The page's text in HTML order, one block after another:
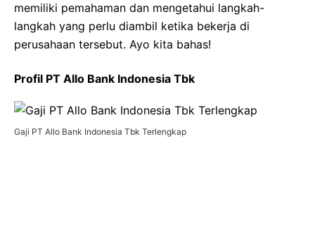
memiliki pemahaman dan mengetahui langkah-
langkah yang perlu diambil ketika bekerja di
perusahaan tersebut. Ayo kita bahas!
Profil PT Allo Bank Indonesia Tbk
Gaji PT Allo Bank Indonesia Tbk Terlengkap